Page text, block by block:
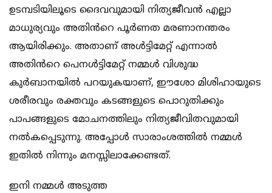
ഉടമ്പടിയിലൂടെ ദൈവവുമായി നിത്യജീവൻ എല്ലാ
മാധുര്യവും അതിൻറെ പൂർണത മരണാനന്തരം
ആയിരിക്കും. അതാണ് അൾട്ടിമേറ്റ് എന്നാൽ
അതിൻറെ പെനള്‍ട്ടിമേറ്റ് നമ്മൾ വിശുദ്ധ
കുർബാനയിൽ പറയുകയാണ്, ഈശോ മിശിഹായുടെ
ശരീരവും രക്തവും കടങ്ങളുടെ പൊറുതിക്കും
പാപങ്ങളുടെ മോചനത്തിലും നിത്യജീവിതവുമായി
നൽകപ്പെടുന്നു. അപ്പോൾ സാരാംശത്തിൽ നമ്മൾ
ഇതിൽ നിന്നും മനസ്സിലാക്കേണ്ടത്.
ഇനി നമ്മൾ അടുത്ത